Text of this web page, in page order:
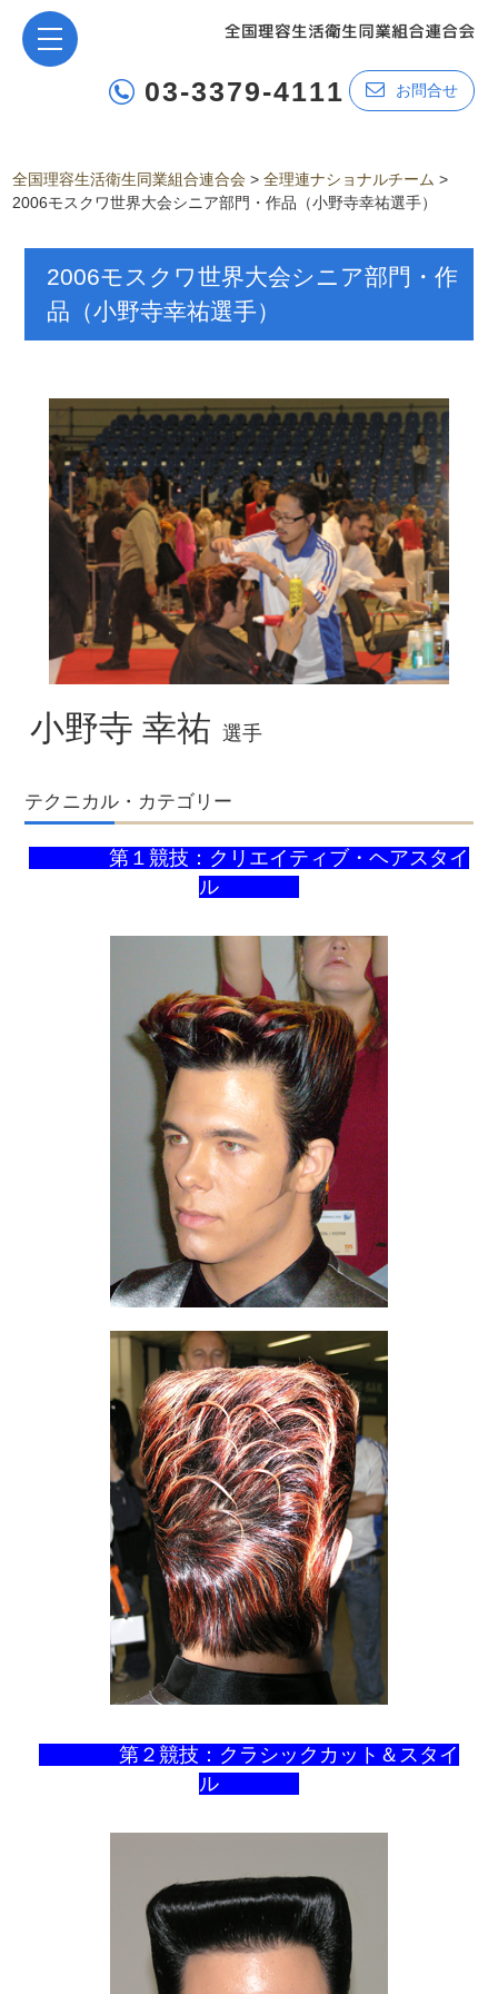
03-3379-4111 お問合せ
全国理容生活衛生同業組合連合会 >全理連ナショナルチーム >
2006モスクワ世界大会シニア部門・作品（小野寺幸祐選手）
2006モスクワ世界大会シニア部門・作
品（小野寺幸祐選手）
小野寺 幸祐 選手
テクニカル・カテゴリー
第１競技：クリエイティブ・ヘアスタイ
ル
第２競技：クラシックカット＆スタイ
ル